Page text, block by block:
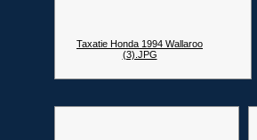
Taxatie Honda 1994 Wallaroo
(3).JPG